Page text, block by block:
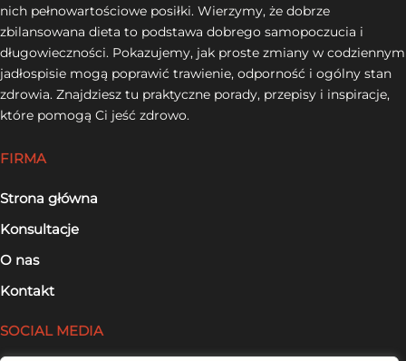
nich pełnowartościowe posiłki. Wierzymy, że dobrze
zbilansowana dieta to podstawa dobrego samopoczucia i
długowieczności. Pokazujemy, jak proste zmiany w codziennym
jadłospisie mogą poprawić trawienie, odporność i ogólny stan
zdrowia. Znajdziesz tu praktyczne porady, przepisy i inspiracje,
które pomogą Ci jeść zdrowo.
FIRMA
Strona główna
Konsultacje
O nas
Kontakt
SOCIAL MEDIA